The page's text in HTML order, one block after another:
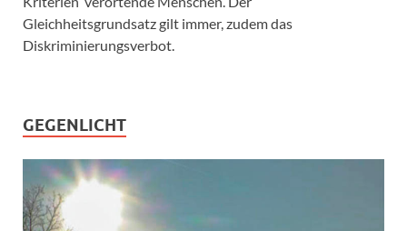
Gleichheitsgrundsatz gilt immer, zudem das
Diskriminierungsverbot.
GEGENLICHT